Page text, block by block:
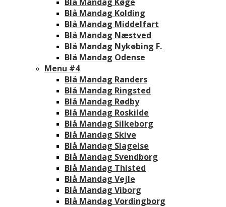
Blå Mandag Kolding
Blå Mandag Middelfart
Blå Mandag Næstved
Blå Mandag Nykøbing F.
Blå Mandag Odense
Menu #4
Blå Mandag Randers
Blå Mandag Ringsted
Blå Mandag Rødby
Blå Mandag Roskilde
Blå Mandag Silkeborg
Blå Mandag Skive
Blå Mandag Slagelse
Blå Mandag Svendborg
Blå Mandag Thisted
Blå Mandag Vejle
Blå Mandag Viborg
Blå Mandag Vordingborg